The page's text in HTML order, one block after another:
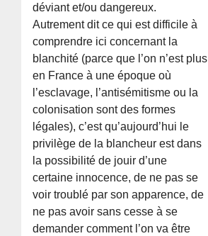
déviant et/ou dangereux.
Autrement dit ce qui est difficile à
comprendre ici concernant la
blanchité (parce que l’on n’est plus
en France à une époque où
l’esclavage, l’antisémitisme ou la
colonisation sont des formes
légales), c’est qu’aujourd’hui le
privilège de la blancheur est dans
la possibilité de jouir d’une
certaine innocence, de ne pas se
voir troublé par son apparence, de
ne pas avoir sans cesse à se
demander comment l’on va être